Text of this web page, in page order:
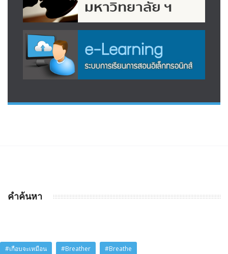
คำค้นหา
#เกือบจะเหมือน #Breather
#Breathe